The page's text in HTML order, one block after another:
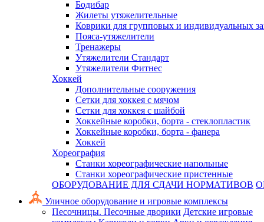
Бодибар
Жилеты утяжелительные
Коврики для групповых и индивидуальных
Пояса-утяжелители
Тренажеры
Утяжелители Стандарт
Утяжелители Фитнес
Хоккей
Дополнительные сооружения
Сетки для хоккея с мячом
Сетки для хоккея с шайбой
Хоккейные коробки, борта - стеклопластик
Хоккейные коробки, борта - фанера
Хоккей
Хореография
Станки хореографические напольные
Станки хореографические пристенные
ОБОРУДОВАНИЕ ДЛЯ СДАЧИ НОРМАТИВОВ
Уличное оборудование и игровые комплексы
Песочницы. Песочные дворики Детские игровые